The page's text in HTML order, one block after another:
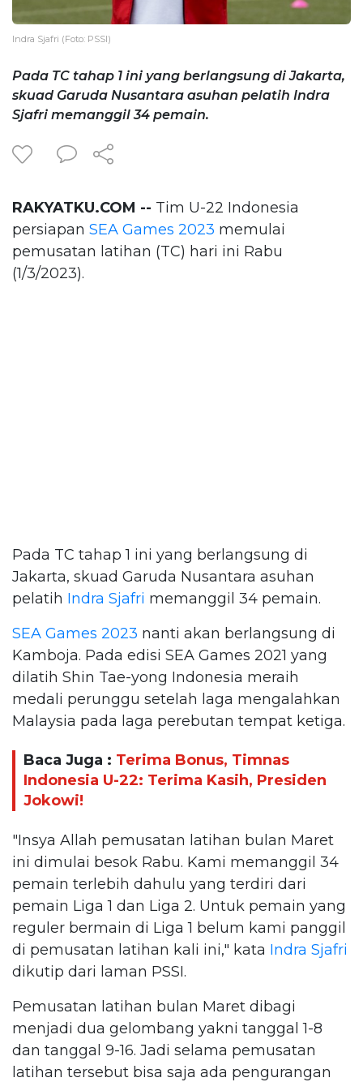
Indra Sjafri (Foto: PSSI)
Pada TC tahap 1 ini yang berlangsung di Jakarta,
skuad Garuda Nusantara asuhan pelatih Indra
Sjafri memanggil 34 pemain.
RAKYATKU.COM -- Tim U-22 Indonesia
persiapan SEA Games 2023 memulai
pemusatan latihan (TC) hari ini Rabu
(1/3/2023).
Pada TC tahap 1 ini yang berlangsung di
Jakarta, skuad Garuda Nusantara asuhan
pelatih Indra Sjafri memanggil 34 pemain.
SEA Games 2023 nanti akan berlangsung di
Kamboja. Pada edisi SEA Games 2021 yang
dilatih Shin Tae-yong Indonesia meraih
medali perunggu setelah laga mengalahkan
Malaysia pada laga perebutan tempat ketiga.
Baca Juga : Terima Bonus, Timnas
Indonesia U-22: Terima Kasih, Presiden
Jokowi!
"Insya Allah pemusatan latihan bulan Maret
ini dimulai besok Rabu. Kami memanggil 34
pemain terlebih dahulu yang terdiri dari
pemain Liga 1 dan Liga 2. Untuk pemain yang
reguler bermain di Liga 1 belum kami panggil
di pemusatan latihan kali ini," kata Indra Sjafri
dikutip dari laman PSSI.
Pemusatan latihan bulan Maret dibagi
menjadi dua gelombang yakni tanggal 1-8
dan tanggal 9-16. Jadi selama pemusatan
latihan tersebut bisa saja ada pengurangan